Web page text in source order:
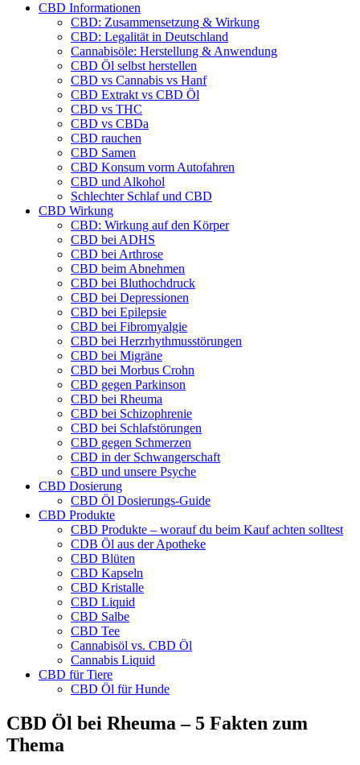
CBD Informationen
CBD: Zusammensetzung & Wirkung
CBD: Legalität in Deutschland
Cannabisöle: Herstellung & Anwendung
CBD Öl selbst herstellen
CBD vs Cannabis vs Hanf
CBD Extrakt vs CBD Öl
CBD vs THC
CBD vs CBDa
CBD rauchen
CBD Samen
CBD Konsum vorm Autofahren
CBD und Alkohol
Schlechter Schlaf und CBD
CBD Wirkung
CBD: Wirkung auf den Körper
CBD bei ADHS
CBD bei Arthrose
CBD beim Abnehmen
CBD bei Bluthochdruck
CBD bei Depressionen
CBD bei Epilepsie
CBD bei Fibromyalgie
CBD bei Herzrhythmusstörungen
CBD bei Migräne
CBD bei Morbus Crohn
CBD gegen Parkinson
CBD bei Rheuma
CBD bei Schizophrenie
CBD bei Schlafstörungen
CBD gegen Schmerzen
CBD in der Schwangerschaft
CBD und unsere Psyche
CBD Dosierung
CBD Öl Dosierungs-Guide
CBD Produkte
CBD Produkte – worauf du beim Kauf achten solltest
CDB Öl aus der Apotheke
CBD Blüten
CBD Kapseln
CBD Kristalle
CBD Liquid
CBD Salbe
CBD Tee
Cannabisöl vs. CBD Öl
Cannabis Liquid
CBD für Tiere
CBD Öl für Hunde
CBD Öl bei Rheuma – 5 Fakten zum
Thema